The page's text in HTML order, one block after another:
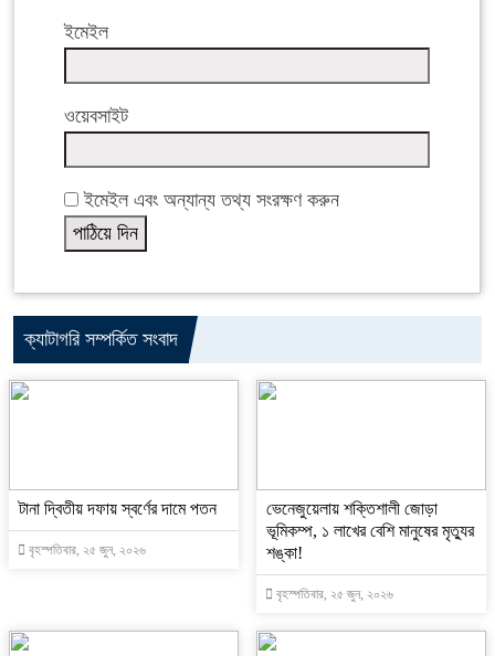
ইমেইল
ওয়েবসাইট
ইমেইল এবং অন্যান্য তথ্য সংরক্ষণ করুন
ক্যাটাগরি সম্পর্কিত সংবাদ
টানা দ্বিতীয় দফায় স্বর্ণের দামে পতন
বৃহস্পতিবার, ২৫ জুন, ২০২৬
ভেনেজুয়েলায় শক্তিশালী জোড়া
ভূমিকম্প, ১ লাখের বেশি মানুষের মৃত্যুর
শঙ্কা!
বৃহস্পতিবার, ২৫ জুন, ২০২৬